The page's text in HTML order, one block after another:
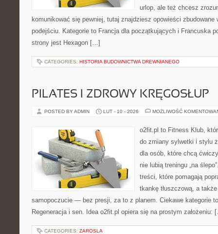
urlop, ale też chcesz
komunikować się pewniej, tutaj znajdziesz opowieści zbudowane
podejściu. Kategorie to Francja dla początkujących i Francuska
strony jest Hexagon […]
CATEGORIES: HISTORIA BUDOWNICTWA DREWNIANEGO
PILATES I ZDROWY KRĘGOSŁUP
POSTED BY ADMIN LUT - 10 - 2026 MOŻLIWOŚĆ
o2fit.pl to Fitness Klub,
do zmiany sylwetki i stylu
dla osób, które chcą
nie lubią treningu „na
treści, które pomagają
tkankę tłuszczową, a
samopoczucie — bez presji, za to z planem. Ciekawe kategorie
Regeneracja i sen. Idea o2fit.pl opiera się na prostym założeniu:
CATEGORIES: ZAROSLA